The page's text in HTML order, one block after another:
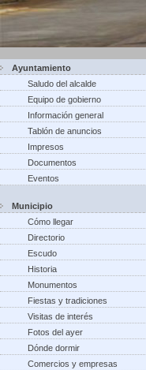
Ayuntamiento
Saludo del alcalde
Equipo de gobierno
Información general
Tablón de anuncios
Impresos
Documentos
Eventos
Municipio
Cómo llegar
Directorio
Escudo
Historia
Monumentos
Fiestas y tradiciones
Visitas de interés
Fotos del ayer
Dónde dormir
Comercios y empresas